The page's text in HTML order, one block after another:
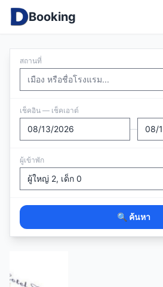
Booking
สถานที่
เช็คอิน — เช็คเอาต์
—
ผู้เข้าพัก
🔍 ค้นหา